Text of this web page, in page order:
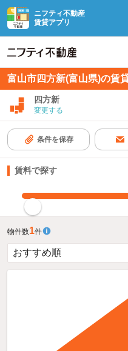
ニフティ不動産
賃貸アプリ
富山市四方新(富山県)の賃
四方新
変更する
条件を保存
賃料で探す
物件数1件